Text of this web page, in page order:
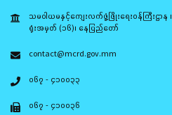
သမဝါယမနှင့်ကျေးလက်ဖွံ့ဖြိုးရေးဝန်ကြီးဌာန ၊
ရုံးအမှတ် (၁၆)၊ နေပြည်တော်
contact@mcrd.gov.mm
၀၆၇ - ၄၁၀၀၃၃
၀၆၇ - ၄၁၀၀၃၆